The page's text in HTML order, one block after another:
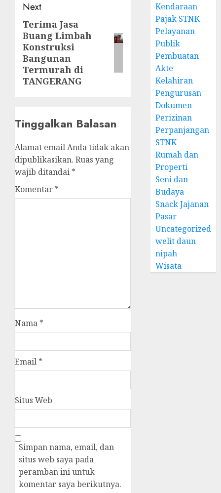
Next
Next
post:
Terima Jasa
Buang Limbah
Konstruksi
Bangunan
Termurah di
TANGERANG
Tinggalkan Balasan
Alamat email Anda tidak akan
dipublikasikan. Ruas yang
wajib ditandai *
Komentar *
Nama *
Email *
Situs Web
Simpan nama, email, dan
situs web saya pada
peramban ini untuk
komentar saya berikutnya.
Kendaraan
Pajak STNK
Pelayanan
Publik
Pembuatan
Akte
Kelahiran
Pengurusan
Dokumen
Perizinan
Perpanjangan
STNK
Rumah dan
Properti
Seni dan
Budaya
Snack Jajanan
Pasar
Uncategorized
welit daun
nipah
Wisata